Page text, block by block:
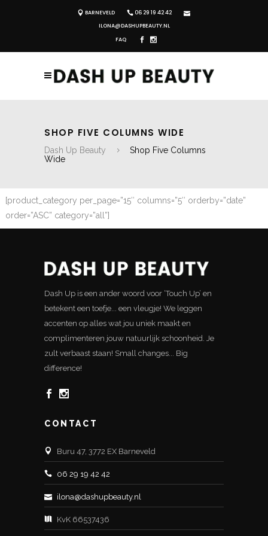
BARNEVELD
06 29 19 42 42
ILONA@DASHUPBEAUTY.NL
FAQ
SHOP FIVE COLUMNS WIDE
Dash Up Beauty
Shop Five Columns
Wide
[product_category per_page=”15″ columns=”5″ orderby=”date”
order=”ASC” category=”all”]
Dash Up is een ander woord voor ‘Touch Up’ en
betekent een toefje... een vleugje! We leggen
accenten op alles wat jou uniek maakt en
complimenteren jouw natuurlijk schoonheid. Je
zult verbaast staan! Small changes... Big
difference!
CONTACT
Buru 47, 3772 EX Barneveld
06 29 19 42 42
ilona@dashupbeauty.nl
KvK 66537436